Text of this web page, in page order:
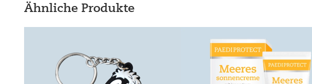
Ähnliche Produkte